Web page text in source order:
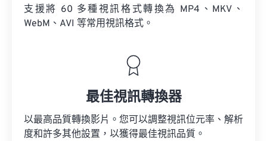
支援將 60 多種視訊格式轉換為 MP4、MKV、
WebM、AVI 等常用視訊格式。
最佳視訊轉換器
以最高品質轉換影片。您可以調整視訊位元率、解析
度和許多其他設置，以獲得最佳視訊品質。